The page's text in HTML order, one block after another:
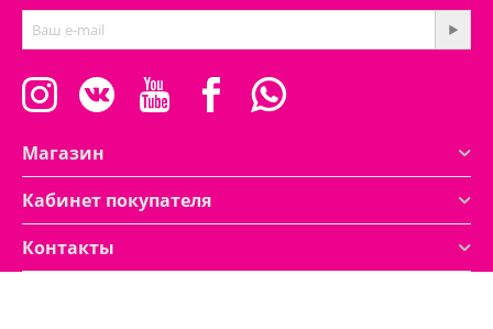
Магазин
Кабинет покупателя
Контакты